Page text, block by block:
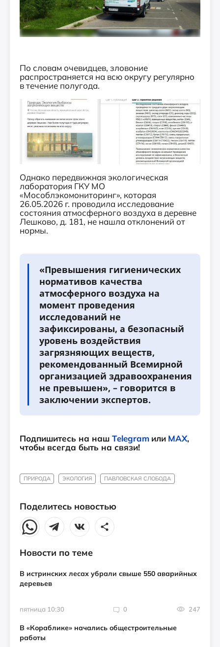
По словам очевидцев, зловоние
распространяется на всю округу регулярно
в течение полугода.
Однако передвижная экологическая
лаборатория ГКУ МО
«Мособлэкомониторинг», которая
26.05.2026 г. проводила исследование
состояния атмосферного воздуха в деревне
Лешково, д. 181, не нашла отклонений от
нормы.
«Превышения гигиенических
нормативов качества
атмосферного воздуха на
момент проведения
исследований не
зафиксированы, а безопасный
уровень воздействия
загрязняющих веществ,
рекомендованный Всемирной
организацией здравоохранения
не превышен», – говорится в
заключении экспертов.
Подпишитесь на наш Telegram или MAX,
чтобы всегда быть на связи!
ПРИРОДА ЭКОЛОГИЯ ПАВЛОВСКАЯ СЛОБОДА
Поделитесь новостью
Новости по теме
В истринских лесах убрали свыше 550 аварийных
деревьев
пятница 10:30 0 247
В «Кораблике» начались общестроительные
работы